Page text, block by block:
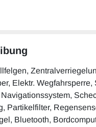
Elektr. Wegfahrsperre,
Partikelfilter,
Bluetooth,